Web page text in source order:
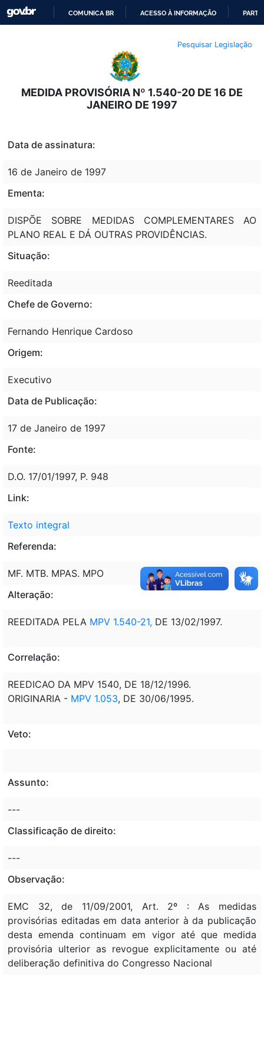
O
CONTEÚDO
COMUNICA BR ACESSO À INFORMAÇÃO
Pesquisar Legislação
MEDIDA PROVISÓRIA Nº 1.540-20 DE 16 DE
JANEIRO DE 1997
Data de assinatura:
16 de Janeiro de 1997
Ementa:
DISPÕE SOBRE MEDIDAS COMPLEMENTARES AO
PLANO REAL E DÁ OUTRAS PROVIDÊNCIAS.
Situação:
Reeditada
Chefe de Governo:
Fernando Henrique Cardoso
Origem:
Executivo
Data de Publicação:
17 de Janeiro de 1997
Fonte:
D.O. 17/01/1997, P. 948
Link:
Texto integral
Referenda:
MF. MTB. MPAS. MPO
Alteração:
REEDITADA PELA MPV 1.540-21, DE 13/02/1997.
Correlação:
REEDICAO DA MPV 1540, DE 18/12/1996.
ORIGINARIA - MPV 1.053, DE 30/06/1995.
Veto:
Assunto:
---
Classificação de direito:
---
Observação:
EMC 32, de 11/09/2001, Art. 2º : As medidas
provisórias editadas em data anterior à da publicação
desta emenda continuam em vigor até que medida
provisória ulterior as revogue explicitamente ou até
deliberação definitiva do Congresso Nacional